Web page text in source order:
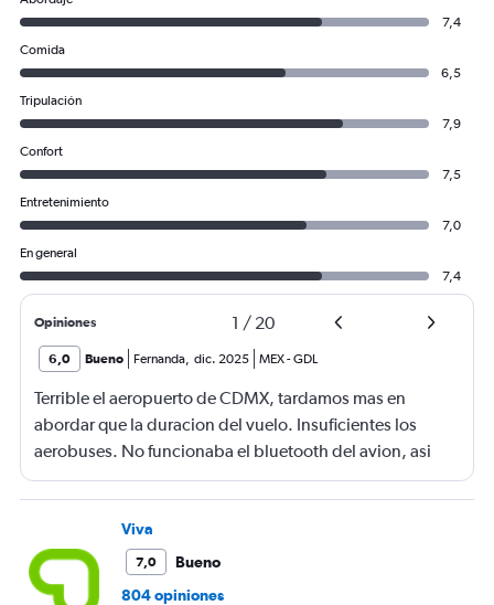
7,4
Comida
6,5
Tripulación
7,9
Confort
7,5
Entretenimiento
7,0
En general
7,4
Opiniones 1 / 20
6,0 Bueno Fernanda, dic. 2025 MEX-GDL
Terrible el aeropuerto de CDMX, tardamos mas en
abordar que la duracion del vuelo. Insuficientes los
aerobuses. No funcionaba el bluetooth del avion, asi
quq E no lo pude utilizar
Viva
7,0
Bueno
804 opiniones